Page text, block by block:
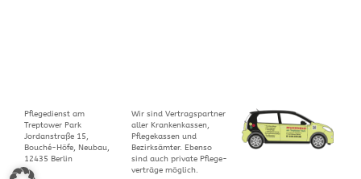
Pflegedienst am
Treptower Park
Jordanstraße 15,
Bouché-Höfe, Neubau,
12435 Berlin
Wir sind Ver­trags­part­ner
aller Kran­ken­kas­sen,
Pflegekassen und
Bezirks­äm­ter. Ebenso
sind auch pri­vate Pfle­ge­
ver­träge möglich.